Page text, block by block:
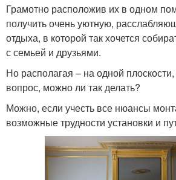
Грамотно расположив их в одном
получить очень уютную,
отдыха, в которой так хочется
с семьей и друзьями.
Но располагая – на одной плоскости,
вопрос, можно ли так делать?
Можно, если учесть все нюансы
возможные трудности установки и